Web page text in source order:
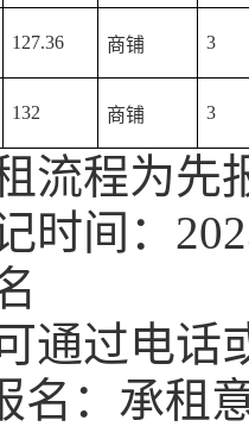
127.36 商铺 3
132 商铺 3
程为先
间：
过电话
：承租意